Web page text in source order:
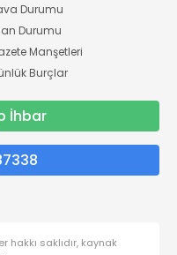
Durumu
Durumu
Manşetleri
Burçlar
İhbar
hakkı saklıdır, kaynak